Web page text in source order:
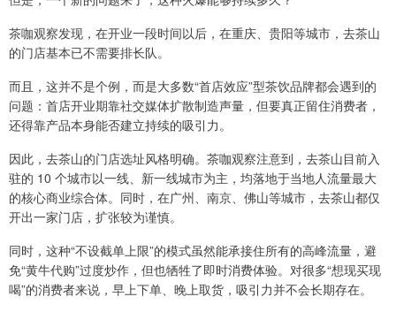
茶咖观察发现，在开业一段时间以后，在重庆、贵阳等城市，去茶山
的门店基本已不需要排长队。
而且，这并不是个例，而是大多数“首店效应”型茶饮品牌都会遇到的
问题：首店开业期靠社交媒体扩散制造声量，但要真正留住消费者，
还得靠产品本身能否建立持续的吸引力。
因此，去茶山的门店选址风格明确。茶咖观察注意到，去茶山目前入
驻的 10 个城市以一线、新一线城市为主，均落地于当地人流量最大
的核心商业综合体。同时，在广州、南京、佛山等城市，去茶山都仅
开出一家门店，扩张较为谨慎。
同时，这种“不设截单上限”的模式虽然能承接住所有的高峰流量，避
免“黄牛代购”过度炒作，但也牺牲了即时消费体验。对很多“想现买现
喝”的消费者来说，早上下单、晚上取货，吸引力并不会长期存在。